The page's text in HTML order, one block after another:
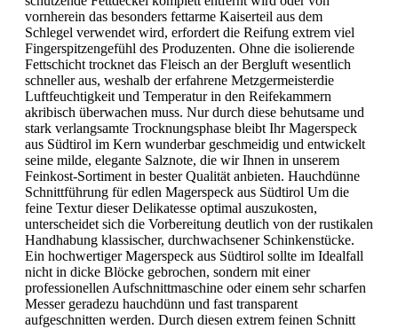
vornherein das besonders fettarme Kaiserteil aus dem
Schlegel verwendet wird, erfordert die Reifung extrem viel
Fingerspitzengefühl des Produzenten. Ohne die isolierende
Fettschicht trocknet das Fleisch an der Bergluft wesentlich
schneller aus, weshalb der erfahrene Metzgermeisterdie
Luftfeuchtigkeit und Temperatur in den Reifekammern
akribisch überwachen muss. Nur durch diese behutsame und
stark verlangsamte Trocknungsphase bleibt Ihr Magerspeck
aus Südtirol im Kern wunderbar geschmeidig und entwickelt
seine milde, elegante Salznote, die wir Ihnen in unserem
Feinkost-Sortiment in bester Qualität anbieten. Hauchdünne
Schnittführung für edlen Magerspeck aus Südtirol Um die
feine Textur dieser Delikatesse optimal auszukosten,
unterscheidet sich die Vorbereitung deutlich von der rustikalen
Handhabung klassischer, durchwachsener Schinkenstücke.
Ein hochwertiger Magerspeck aus Südtirol sollte im Idealfall
nicht in dicke Blöcke gebrochen, sondern mit einer
professionellen Aufschnittmaschine oder einem sehr scharfen
Messer geradezu hauchdünn und fast transparent
aufgeschnitten werden. Durch diesen extrem feinen Schnitt